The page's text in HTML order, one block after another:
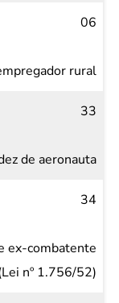
06
rural
33
de aeronauta
34
ex-combatente
nº 1.756/52)